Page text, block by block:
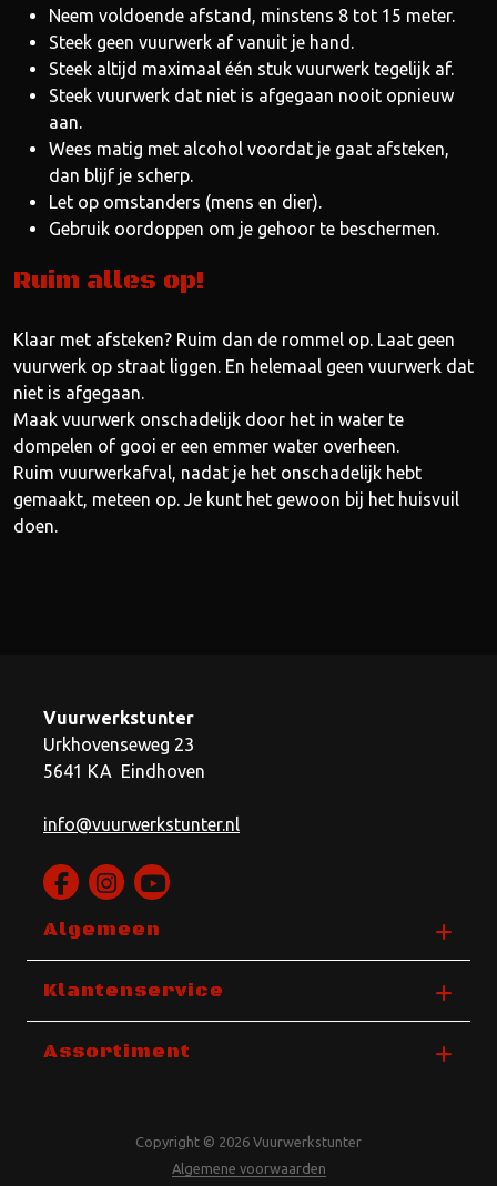
Neem voldoende afstand, minstens 8 tot 15 meter.
Steek geen vuurwerk af vanuit je hand.
Steek altijd maximaal één stuk vuurwerk tegelijk af.
Steek vuurwerk dat niet is afgegaan nooit opnieuw
aan.
Wees matig met alcohol voordat je gaat afsteken,
dan blijf je scherp.
Let op omstanders (mens en dier).
Gebruik oordoppen om je gehoor te beschermen.
Ruim alles op!
Klaar met afsteken? Ruim dan de rommel op. Laat geen
vuurwerk op straat liggen. En helemaal geen vuurwerk dat
niet is afgegaan.
Maak vuurwerk onschadelijk door het in water te
dompelen of gooi er een emmer water overheen.
Ruim vuurwerkafval, nadat je het onschadelijk hebt
gemaakt, meteen op. Je kunt het gewoon bij het huisvuil
doen.
Vuurwerkstunter
Urkhovenseweg 23
5641 KA Eindhoven
info@vuurwerkstunter.nl
Algemeen
Klantenservice
Assortiment
Copyright © 2026 Vuurwerkstunter
Algemene voorwaarden